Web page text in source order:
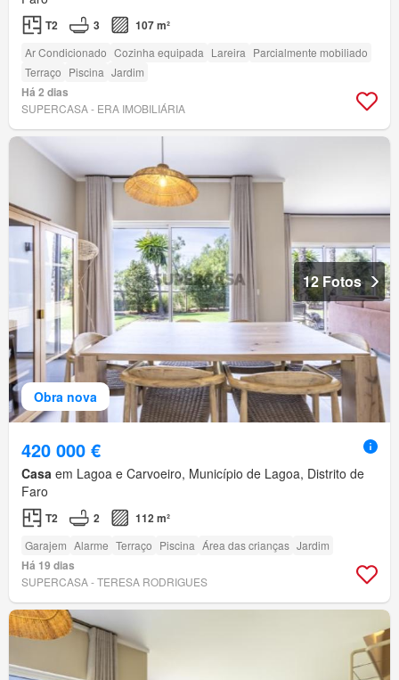
T2 3 107 m²
Ar Condicionado Cozinha equipada Lareira Parcialmente mobiliado
Terraço Piscina Jardim
Há 2 dias
SUPERCASA - ERA IMOBILIÁRIA
Obra nova
12 Fotos
420 000 €
Casa em Lagoa e Carvoeiro, Município de Lagoa, Distrito de
Faro
T2 2 112 m²
Garajem Alarme Terraço Piscina Área das crianças Jardim
Há 19 dias
SUPERCASA - TERESA RODRIGUES